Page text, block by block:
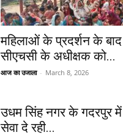
महिलाओं के प्रदर्शन के बाद
सीएचसी के अधीक्षक को...
आज का उजाला - March 8, 2026
उधम सिंह नगर के गदरपुर
सेवा दे रही...